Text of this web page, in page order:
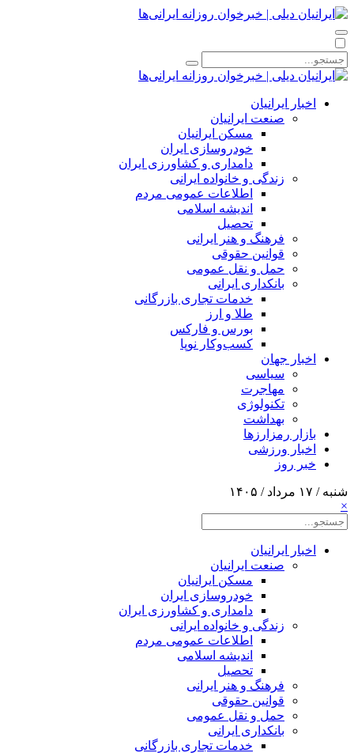
اخبار ایرانیان
صنعت ایرانیان
مسکن ایرانیان
خودروسازی ایران
دامداری و کشاورزی ایران
زندگی و خانواده ایرانی
اطلاعات عمومی مردم
اندیشه اسلامی
تحصیل
فرهنگ و هنر ایرانی
قوانین حقوقی
حمل و نقل عمومی
بانکداری ایرانی
خدمات تجاری بازرگانی
طلا و ارز
بورس و فارکس
کسب‌وکار نوپا
اخبار جهان
سیاسی
مهاجرت
تکنولوژی
بهداشت
بازار رمزارزها
اخبار ورزشی
خبر روز
شنبه / ۱۷ مرداد / ۱۴۰۵
×
اخبار ایرانیان
صنعت ایرانیان
مسکن ایرانیان
خودروسازی ایران
دامداری و کشاورزی ایران
زندگی و خانواده ایرانی
اطلاعات عمومی مردم
اندیشه اسلامی
تحصیل
فرهنگ و هنر ایرانی
قوانین حقوقی
حمل و نقل عمومی
بانکداری ایرانی
خدمات تجاری بازرگانی